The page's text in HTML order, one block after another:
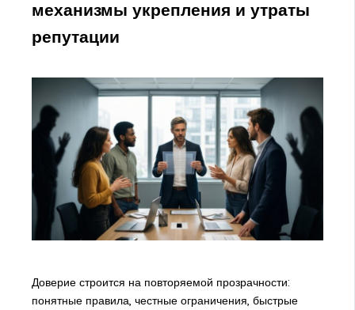
механизмы укрепления и утраты
репутации
Доверие строится на повторяемой прозрачности:
понятные правила, честные ограничения, быстрые